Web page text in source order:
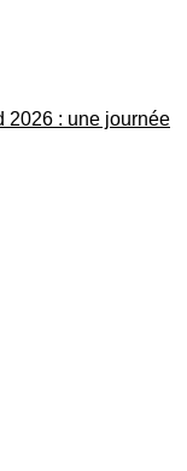
2026 : une journée